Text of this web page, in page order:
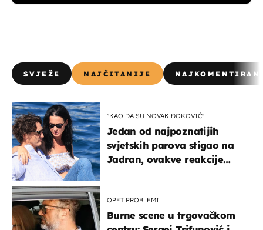
SVJEŽE NAJČITANIJE
"KAO DA SU NOVAK ĐOKOVIĆ"
Jedan od najpoznatijih
svjetskih parova stigao na
Jadran, ovakve reakcije
OPET PROBLEMI
Burne scene u trgovačkom